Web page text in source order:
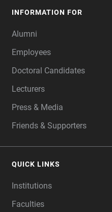
INFORMATION FOR
Alumni
Employees
Doctoral Candidates
Lecturers
Press & Media
Friends & Supporters
QUICK LINKS
Institutions
Faculties